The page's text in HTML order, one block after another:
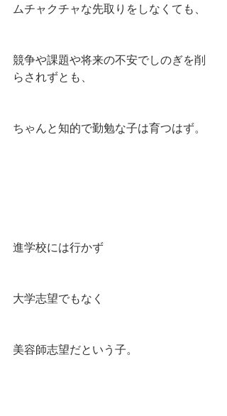
ムチャクチャな先取りをしなくても、
競争や課題や将来の不安でしのぎを削
らされずとも、
ちゃんと知的で勤勉な子は育つはず。
進学校には行かず
大学志望でもなく
美容師志望だという子。